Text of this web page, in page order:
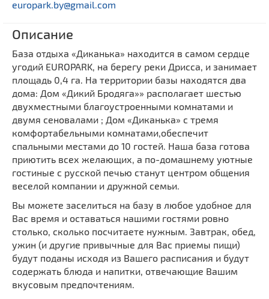
europark.by@gmail.com
Описание
База отдыха «Диканька» находится в самом сердце
угодий EUROPARK, на берегу реки Дрисса, и занимает
площадь 0,4 га. На территории базы находятся два
дома: Дом «Дикий Бродяга»» располагает шестью
двухместными благоустроенными комнатами и
двумя сеновалами ; Дом «Диканька» с тремя
комфортабельными комнатами,обеспечит
спальными местами до 10 гостей. Наша база готова
приютить всех желающих, а по-домашнему уютные
гостиные с русской печью станут центром общения
веселой компании и дружной семьи.
Вы можете заселиться на базу в любое удобное для
Вас время и оставаться нашими гостями ровно
столько, сколько посчитаете нужным. Завтрак, обед,
ужин (и другие привычные для Вас приемы пищи)
будут поданы исходя из Вашего расписания и будут
содержать блюда и напитки, отвечающие Вашим
вкусовым предпочтениям.